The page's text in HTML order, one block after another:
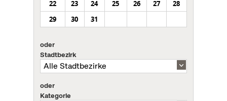
22
23 24 25 26 27
28
29
30 31
oder
Stadtbezirk
oder
Kategorie